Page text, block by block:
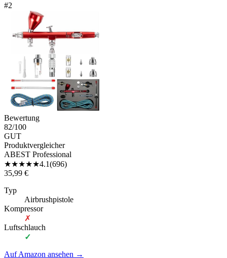
#2
Bewertung
82/100
GUT
Produktvergleicher
ABEST Professional
★★★★★4.1(696)
35,99 €
Typ
Airbrushpistole
Kompressor
✗
Luftschlauch
✓
Auf Amazon ansehen →